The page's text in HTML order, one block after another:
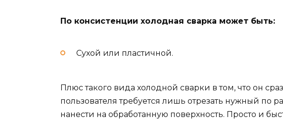
По консистенции холодная сварка может быть:
Сухой или пластичной.
Плюс такого вида холодной сварки в том, что он
пользователя требуется лишь отрезать нужный по
нанести на обработанную поверхность. Просто и